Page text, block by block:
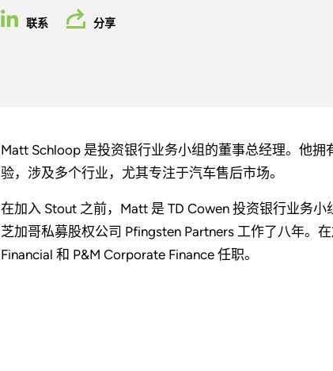
联系 分享
Matt Schloop 是投资银行业务小组的董事总经理。他
验，涉及多个行业，尤其专注于汽车售后市场。
在加入 Stout 之前，Matt 是 TD Cowen 投资银行业务
芝加哥私募股权公司 Pfingsten Partners 工作了八年。
Financial 和 P&M Corporate Finance 任职。